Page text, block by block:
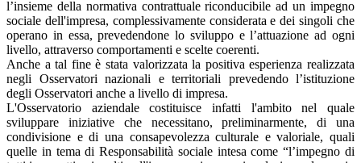
l’insieme della normativa contrattuale riconducibile ad un impegno
sociale dell'impresa, complessivamente considerata e dei singoli che
operano in essa, prevedendone lo sviluppo e l’attuazione ad ogni
livello, attraverso comportamenti e scelte coerenti.
Anche a tal fine è stata valorizzata la positiva esperienza realizzata
negli Osservatori nazionali e territoriali prevedendo l’istituzione
degli Osservatori anche a livello di impresa.
L'Osservatorio aziendale costituisce infatti l'ambito nel quale
sviluppare iniziative che necessitano, preliminarmente, di una
condivisione e di una consapevolezza culturale e valoriale, quali
quelle in tema di Responsabilità sociale intesa come “l’impegno di